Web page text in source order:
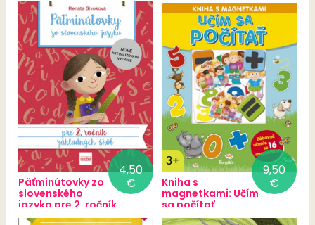
4,50
€
Päťminútovky zo
slovenského
jazyka pre 2. ročník
ZŠ, 3. vydanie
3+
9,50
€
Kniha s
magnetkami: Učím
sa počítať